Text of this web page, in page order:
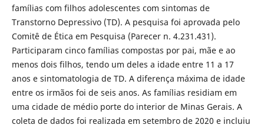
famílias com filhos adolescentes com sintomas de
Transtorno Depressivo (TD). A pesquisa foi aprovada pelo
Comitê de Ética em Pesquisa (Parecer n. 4.231.431).
Participaram cinco famílias compostas por pai, mãe e ao
menos dois filhos, tendo um deles a idade entre 11 a 17
anos e sintomatologia de TD. A diferença máxima de idade
entre os irmãos foi de seis anos. As famílias residiam em
uma cidade de médio porte do interior de Minas Gerais. A
coleta de dados foi realizada em setembro de 2020 e incluiu